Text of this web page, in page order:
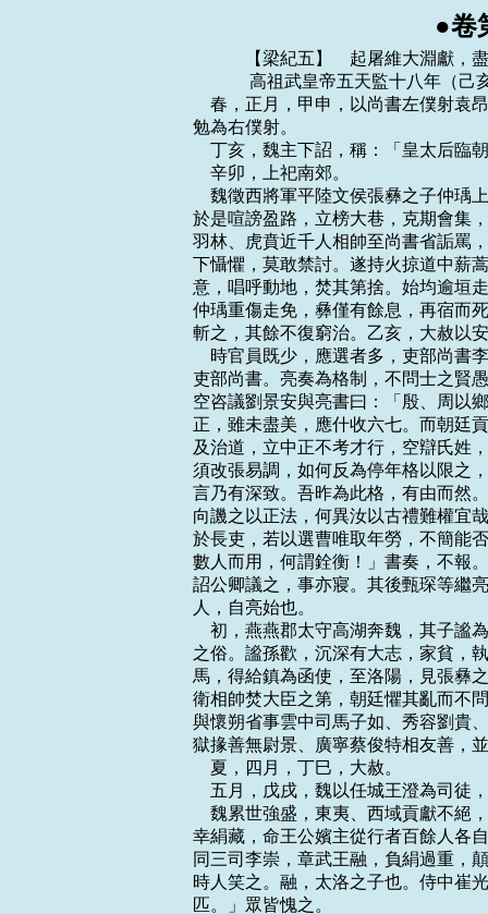
●卷
　　【梁紀五】　起屠維大淵獻，盡昭陽單閼，凡五年。
    　　 高祖武皇帝五天監十八年（己亥，公元五一九年）
    春，正月，甲申，以尚書左僕射袁昂為尚書令，右僕射王暕為左僕射，太子詹事徐
勉為右僕射。
    丁亥，魏主下詔，稱：「皇太后臨朝踐極，歲將半紀，宣稱『詔』以令宇內。」
    辛卯，上祀南郊。
    魏徵西將軍平陸文侯張彝之子仲瑀上封事，求銓削選格，排抑武人，不使豫清品。
於是喧謗盈路，立榜大巷，克期會集，屠害其家；彝父子晏然，不以為意。二月，庚午，
羽林、虎賁近千人相帥至尚書省詬罵，求仲瑀兄左民郎中始均不獲，以瓦石擊省門；上
下懾懼，莫敢禁討。遂持火掠道中薪蒿，以杖石為兵器，直造其第，曳彝堂下，捶辱極
意，唱呼動地，焚其第捨。始均逾垣走，復還拜賊，請其父命，賊就毆擊，生投之火中。
仲瑀重傷走免，彝僅有餘息，再宿而死。遠近震駭。胡太后收掩羽林、虎賁兇強者八人
斬之，其餘不復窮治。乙亥，大赦以安之，因令武官得依資入選。識者知魏之將亂矣。
    時官員既少，應選者多，吏部尚書李韶銓注不行，大致怨嗟；更以殿中尚書崔亮為
吏部尚書。亮奏為格制，不問士之賢愚，專以停解月日為斷，沉滯者皆稱其能。亮甥司
空咨議劉景安與亮書曰：「殷、周以鄉塾貢士，兩漢由州郡薦才，魏、晉因循，又置中
正，雖未盡美，應什收六七。而朝廷貢才，止求其文，不取其理，察孝廉唯論章句，不
及治道，立中正不考才行，空辯氏姓，取士之途不博，沙汰之理未精。舅屬當銓衡，宜
須改張易調，如何反為停年格以限之，天下士子誰復修厲名行哉！」亮復書曰：「汝所
言乃有深致。吾昨為此格，有由而然。古今不同，時宜須異。昔子產鑄刑書以救弊，叔
向譏之以正法，何異汝以古禮難權宜哉！」洛陽令代人薛琡上書，言：「黎元之命，系
於長吏，若以選曹唯取年勞，不簡能否，義均行雁，次若貫魚，執簿呼名，一吏足矣，
數人而用，何謂銓衡！」書奏，不報。後因請見，復奏「乞令王公貴臣薦賢以補郡縣。」
詔公卿議之，事亦寢。其後甄琛等繼亮為吏部尚書，利其便己，踵而行之。魏之選舉失
人，自亮始也。
    初，燕燕郡太守高湖奔魏，其子謐為侍御史，坐法徙懷朔鎮，世居北邊，遂習鮮卑
之俗。謐孫歡，沉深有大志，家貧，執役在平城，富人婁氏女見而奇之，遂嫁焉。始有
馬，得給鎮為函使，至洛陽，見張彝之死，還家，傾貲以結客。或問其故，歡曰：「宿
衛相帥焚大臣之第，朝廷懼其亂而不問，為政如此，事可知矣，財物豈可常守邪！」歡
與懷朔省事雲中司馬子如、秀容劉貴、中山賈顯智、戶曹史鹹陽孫騰、外兵史懷朔侯景、
獄掾善無尉景、廣寧蔡俊特相友善，並以任俠雄於鄉里。
    夏，四月，丁巳，大赦。
    五月，戊戌，魏以任城王澄為司徒，京光王繼為司空。
    魏累世強盛，東夷、西域貢獻不絕，又立互市以致南貨，至是府庫盈溢。胡太后嘗
幸絹藏，命王公嬪主從行者百餘人各自負絹，稱力取之，少者不減百餘匹。尚書令、儀
同三司李崇，章武王融，負絹過重，顛仆於地，崇傷腰，融損足，太后奪其絹，使空出，
時人笑之。融，太洛之子也。侍中崔光止取兩匹，太后怪其少；對曰：「臣兩手唯堪兩
匹。」眾皆愧之。
    時宗室外戚權幸之臣，競為豪侈。高陽王雍，富貴冠一國，宮室園圃，侔於禁苑，
僮僕六千，伎女五百，出則儀衛塞道路，歸則歌吹連日夜，一食直錢數萬。李崇富埒於
雍，而性儉嗇，嘗謂人曰：「高陽一食，敵我千日。」
    河間王琛，每欲與雍爭富，駿馬十餘匹，皆以銀為槽，窗戶之上，玉鳳銜鈴，金龍
吐旆。嘗會諸王宴飲，酒器有水精鋒，馬腦碗，赤玉卮，製作精巧，皆中國所無。又陳
女樂、名馬及諸奇寶，復引諸王歷觀府庫，金錢、繒布，不可勝計。顧謂章武王融曰：
「不恨我不見石崇，恨石崇不見我。」融素以富自負，歸而惋歎，臥疾三日。京光王繼
聞而省之，謂曰：「卿之貨財計不減於彼，何為愧羨乃爾？」融曰：「始謂富於我者獨
高陽耳，不意復有河間！」繼曰：「卿似袁術在淮南，不知世間復有劉備耳！」融乃笑
而起。
    太皇好佛，營建諸寺，無復窮已，令諸州各建五級浮圖，民力疲弊。諸王、貴人、
宦官、羽林各建寺於洛陽，相高以壯麗。太后數設齋會，施僧物動以萬計，賞賜左右無
節，所費不貲，而未嘗施惠及民。府庫漸虛，乃減削百官祿力。任城王澄上表，以為：
「蕭衍常蓄窺覦之志，宜及國家強盛，將士施力，早圖混壹之功。比年以來，公私貧困，
宜節省浮費以周急務。」太后雖不能用，常優禮之。
    魏自永平以來，營明堂、壁雍，役者多不過千人，有司復借以修寺及供它役，十餘
年竟不能成。起部郎源子恭上書，以為：「廢經國之務，資不急之費，宜徹減諸役，早
圖就功，使祖宗有嚴配之期，蒼生睹禮樂之富。」詔從之，然亦不能成也。
    魏人陳仲儒請依京房立准以調八音。有司詰仲儒：「京房律准，今雖有其器，曉之
者鮮。仲儒所受何師，出何典籍？」仲儒對言：「性頗愛琴，又嘗讀司馬彪《續漢書》，
見京房准術，成數昺然。遂竭愚思，鑽研甚久，頗有所得。夫准者本以代律，取其分數，
調校樂器。竊尋調聲之體，宮、商宜濁，征、羽用清。若依公孫崇，止以十二律聲，而
雲還相為宮，清濁悉足。唯黃鐘管最長，故以黃鐘為宮，則往往相順。若均之八音，猶
須錯采眾音，配成其美。若以應鐘為宮，蕤賓為征，則征濁而宮清，雖有其韻，不成音
曲。若以中呂為宮，則十二律中全無所取。今依京房書，中呂為宮，乃以去滅為商，執
始為征，然後方韻。而崇乃以中呂為宮，猶用林鐘為征，何由可諧！但音聲精微，史傳
簡略，舊志准十三弦，隱間九尺，不言須柱以不。又，一寸之內有萬九千六百八十三分，
微細難明。仲儒私曾考驗，准當施柱，但前卻柱中，以約准分，則相生之韻已自應合。
其中弦粗細，須與琴宮相類，施軫以調聲，令與黃鐘相合。中弦下依數畫六十律清濁之
節，其餘十二弦須施柱如箏，即於中弦案盡一周之聲，度著十二弦上。然後依相生之法，
以次運行，取十二律之商、征。商、征既定，又依琴五調調聲之法以均樂器，然後錯采
眾聲以文飾之，若事有乖此，聲則不和。且燧人不師資而習火，延壽不束修以變律，故
雲知之者欲教而無從，心達者體知而無師，苟有一毫所得，皆關心抱，豈必要經師受然
後為奇哉！」尚書蕭寶寅奏：仲儒學不師受，輕欲製作，不合依許，事遂寢。
    魏中尉東平王匡以論議數為任城王澄所奪，憤恚，復治其故棺，欲奏攻澄。澄因奏
匡罪狀三十餘條，廷尉處以死刑。秋，八月，己未，詔免死，削除官爵，以車騎將軍侯
剛代領中尉。三公郎中辛雄奏理匡，以為：「歷奏三朝，骨鯁之跡，朝野具知，故高祖
賜名曰匡。先帝已容之於前，陛下亦宜寬之於後，若終貶黜，恐杜忠臣之口。」未幾，
復除匡平州刺史。雄，琛之族孫也。
    九月，庚寅，胡太后游嵩高；癸巳，還宮。太后從容謂兼中書捨人楊昱曰：「親姻
在外，不稱人心，卿有聞，慎勿諱隱！」昱奏揚州刺史李崇五車載貨，恆州刺史楊鈞造
銀食器，餉領軍元義。太后召義夫妻，泣而責之。義由是怨昱。昱叔父舒妻，武昌王和
之妹也。和即義之從祖。舒卒，元氏頻請別居，昱父椿泣責不聽，元氏恨之。會瀛州民
劉宣明謀反，事覺，逃亡。義使和及元氏誣告昱藏匿宣明，且雲：「昱父定州刺史椿，
叔父華州刺史津，並送甲仗三百具，謀為不逞。」義復構成之。遣御杖五百人夜圍昱宅，
收之，一無所獲。太后問其狀，昱具對為元氏所怨。太后解昱縛，處和及元氏死刑，既
而義營救之，和直免官，元氏竟不坐。
    冬，十二月，癸丑，魏任城文宣王澄卒。
    庚申，魏大赦。
    是歲，高句麗王雲座，世子安立。
    魏以郎選不精，大加沙汰，唯硃元旭、辛雄、羊深、源子恭及范陽祖瑩等八人以才
用見留，餘皆罷遣。深，祉之子也。
    　　 高祖武皇帝五普通元年（庚子，公元五二零年）
    春，正月，乙亥朔，改元，大赦。
    丙子，日有食之。
    己卯，以臨川王宏為太尉、揚州刺史，金紫光祿大夫王份為尚書左僕射。份，奐之
弟也。
    左軍將軍豫寧威伯馮道根卒。是日上春，祠二廟，既出宮，有司以聞。上問中書捨
人硃異曰：「吉兇同日，今可行乎？」對曰：「昔衛獻公聞柳莊死，不釋祭服而往。道
根雖未為社稷之臣，亦有勞王室，臨之，禮也。」上即幸其宅，哭之以慟。
    高句麗世子安遣使入貢。二月，癸丑，以安為寧東將軍、高句麗王，遣使者江法盛
授安衣冠劍佩。魏光州兵就海中執之，送洛陽。
    魏太傅、侍中、清河文獻王懌，美風儀，胡太后逼而幸之。然素有才能，輔政多所
匡益，好文學，禮敬士人，時望甚重。侍中、領軍將軍元義在門下，兼總禁兵，恃寵驕
恣，志欲無極。懌每裁之以法，義由是怨之。衛將軍、儀同三司劉騰，權傾內外，吏部
希騰意，奏用騰弟為郡，人資乖越。懌抑而不奏，騰亦怨之。龍驤府長史宋維，弁之子
也，懌薦為通直郎，浮薄無行。義許維以富貴，使告司染都尉韓文殊父子謀作亂立懌。
懌坐禁止，按驗，無反狀，得釋，維當反坐；義言於太后曰：「今誅維，後有真反者，
人莫敢告。」乃黜維為昌平郡守。
    義恐懌終為己害，乃與劉騰密謀，使主食中黃門胡定自列雲：「懌貨定使毒魏主，
若己得為帝，許定以富貴。」帝時年十一，信之。秋，七月，丙子，太后在嘉福殿，未
御前殿，義奉帝御顯陽殿，騰閉永巷門，太后不得出。懌入，遇義於含章殿後，義厲聲
不聽懌入，懌曰：「汝欲反邪！」義曰：「義不反，正欲縛反者耳！」命宗士及直齋執
懌衣袂，將入含章東省，使人防守之。騰稱詔集公卿議，論懌大逆。眾鹹畏義，無敢異
者，唯僕射新泰文貞公游肇抗言以為不可，終不下署。
    義、騰持公卿議入奏，俄而得可，夜中殺懌。於是詐為太后詔，自稱有疾，還政於
帝。幽太后於北宮宣光殿，宮門晝夜長閉，內外斷絕，騰自執管鑰，帝亦不得省見，裁
聽傳食而巳。太后服膳俱廢，不免饑寒，乃歎曰：「養虎得噬，我之謂矣！」又使中常
侍酒泉賈粲侍帝書，密令防察動止。叉遂與太師高陽王雍等同輔政，帝謂義為姨父。義
與騰表裡擅權，義為外御，騰為內防，常直禁省，共裁刑賞，政無鉅細，決於二人，威
振內外，百僚重跡。朝野聞懌死，無不喪氣，胡夷為之B133面者數百人。游肇憤邑而卒。
    己卯，江、淮、海並溢。
    辛卯，魏主加元服，大赦，改元正光。
    魏相州刺史中山文莊王熙，英之子也，與弟給事黃門侍郎略、司徒祭酒纂，皆為清
河王懌所厚，聞懌死，起兵於鄴，上表欲誅元義、劉騰，纂亡奔鄴。後十日，長史柳元
章等帥城人鼓噪而入，殺其左右，執熙、纂並諸子置於高樓。八月，甲寅，元義遣尚書
左丞盧同就斬熙於鄴御，並其子弟。
    熙好文學，有風儀，名士多與之游。將死，與故知書曰：「吾與弟並蒙皇太后知遇，
兄據大州，弟則入侍，殷勤言色，恩同慈母。今皇太后見廢北宮，太傅清河王橫受屠酷，
主上幼年，獨在前殿。君親如此，無以自安，故帥兵民欲建大義於天下。但智力淺短，
旋見囚執，上慚朝廷，下愧相知。本以名義干心，不得不爾，流腸碎首，復何言哉！凡
百君子，各敬爾儀，為國為射，善勖名節！」聞者憐之。熙首至洛陽，親故莫敢視，前
驍騎將軍刁整獨收其屍而藏之。整，雍之孫也。盧同希義意，窮治熙黨與，鎖濟陰內史
楊昱赴鄴，考訊百日，乃得還任。義以同為黃門侍郎。
    元略亡抵故人河內司馬始賓，始賓與略縛荻筏夜渡孟津，詣屯留栗法光家，轉依西
河太守刁雙，匿之經年。時購略甚急，略懼，求送出境，雙曰：「會有一死，所難遇者
為知己死耳，願不以為慮。」略固求南奔，雙乃使從子昌送略渡江，遂來奔，上封略為
中山王。雙，雍之族孫也。義誣刁整送略，並其子弟收系之，御史王基等力為辨雪，乃
得免。
    甲子，侍中、車騎將軍永昌嚴侯韋睿卒。時上方崇釋氏，士民無不從風而靡，獨睿
自以位居大臣，不欲與俗俯仰，所行略如平日。
    九月，戊戌，魏以高陽王雍為丞相，總攝內外，與元義同決庶務。
    初，柔然佗汗可汗納伏名敦之妻候呂陵氏，生伏跋可汁及阿那瑰等六子。伏跋既立，
忽亡其幼子祖惠，求募不能得。有巫地萬言：「祖惠今在天上，我能呼之。」乃於大澤
中施帳幄，祀天神。祖惠忽在帳中，自雲恆在天上。伏跋大喜，號地萬為聖女，納為可
賀敦。地萬既挾左道，復有姿色，伏跋敬而愛之，信用其言，干亂國政。如是積歲，祖
惠浸長，語其母曰：「我常在地萬家，未嘗上天。『上天』者，地萬教我也。」其母具
以狀告伏跋，伏跋曰：「地萬能前知未然，勿為讒也！」既而地萬懼，譖祖惠於伏跋而
殺之。候呂陵氏遣其大臣具列等絞殺地萬；伏跋怒，欲誅具列等。會阿至羅入寇，伏跋
擊之，兵敗而還。候呂陵氏與大臣共殺伏跋，立其弟阿那瑰為可汗。阿那瑰立十日，其
族兄示發帥眾數萬擊之，阿那瑰戰敗，與其弟乙居伐輕騎奔魏。示發殺候呂陵氏及阿那
瑰二弟。
    魏清河王懌死，汝南王悅了無恨元義之意，以桑落酒候之，盡其私佞。義大喜，冬，
十月，乙卯，以悅為侍中、大尉。悅就懌子亶求懌服玩，不時稱旨，杖亶百下，幾死。
    柔然可汗阿那瑰將至魏，魏主使司空京兆王繼、侍中崔光等相次迎之，賜勞甚厚。
魏主引見阿那瑰於顯陽殿，因置宴，置阿那瑰位於親王之下。宴將罷，阿那瑰執啟立於
座後，詔引至御座前，阿那瑰再拜言曰：「臣以家難，輕來詣闕，本國臣民，皆已逃散。
陛下恩隆天地，乞兵送還本國，誅剪叛逆，收集亡散。臣當統帥遺民，奉事陛下。言不
能盡，別有啟陳。」仍以啟授中書捨人常景以聞。景，爽之孫也。
    十一月，己亥，魏立阿那瑰為朔方公、蠕蠕，王，賜以衣服、軺車。祿恤儀衛，一
如親王。時魏方強盛，於洛水橋南御道東作四館，道西立四裡：有自江南來降者處之金
陵館，三年之後賜宅於歸正裡；自北夷降者處燕然館，賜宅於歸德裡；自東夷降者處扶
桑館，賜宅於慕化裡；自西夷降者處崦嵫館，賜宅於慕義裡。及阿那瑰入朝，以燕然館
處之。阿那瑰屢求返國，朝議異同不決，阿那瑰以金百斤賂元義，遂聽北歸。十二月，
壬子，魏敕懷朔都督簡銳騎二千護送阿那瑰達境首，觀機招納。若彼迎候，宜賜繒帛車
馬禮餞而返；如不容受，聽還闕庭。其行裝資遣，付尚書量給。
    辛酉，魏以京光王繼為司徒。
    魏遺使者劉善明來聘，始復通好。
    　　 高祖武皇帝五普通二年（辛丑，公元五二一年）
    春，正月，辛巳，上祀南郊。
    置孤獨園於建康，以收養窮民。
    戊子，大赦。
    魏南秦州氐反。
    魏發近郡兵萬五千人，使懷朔鎮將楊鈞將之，送柔然可汗阿那瑰返國。尚書右丞張
普惠上疏，以為：「蠕蠕久為邊患，今茲天降喪亂，荼毒其心，蓋欲使之知有道之可樂，
革面稽首以奉大魏也。陛下宜安民恭己，以悅服其心。阿那瑰束身歸命，撫之可也；乃
更先自勞擾，興師郊甸之內，投諸荒裔之外，救累世之勍敵，資天亡之丑虜。臣愚，未
見其可也。此乃邊將貪竊一時之功，不思兵為兇器，王者不得已而用之。況今旱暵方甚，
聖慈降膳，乃以萬五千人使楊鈞為將，而欲定蠕蠕干時而動，其可濟乎！脫有顛覆之變，
楊鈞之肉，其足食乎！宰輔專好小名，不圖安危大計，此微臣所以寒心者也。且阿那瑰
之不還，負何信義，臣賤不及議，文書所過，不敢不陳。」弗聽。阿那瑰辭於西堂，詔
賜以軍器、衣被、雜采、糧畜，事事優厚，命侍中崔光等勞遣於外郭。
    阿那瑰之南奔也，其從父兄婆羅門帥眾數萬入討示發，破之，示發奔地豆乾，地豆
干殺之，國人推婆羅門為彌偶可社句可汗。楊鈞表稱：「柔然已立君長，恐未肯以殺兄
之人郊迎其弟。輕往虛返，徒損國威。自非廣加兵眾，無以送其入北。」二月，魏人使
舊嘗奉使柔然者牒雲具仁往諭婆羅門，使迎阿那瑰。
    辛丑